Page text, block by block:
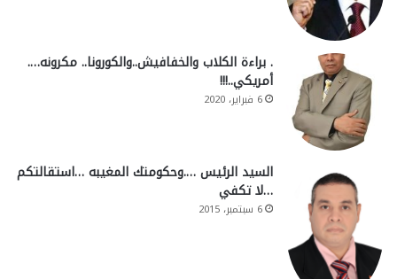
. براءة الكلاب والخفافيش..والكورونا.. مكرونه….
أمريكي..!!!
6 فبراير، 2020
السيد الرئيس ….وحكومتك المغيبه …استقالتكم
…لا تكفي
6 سبتمبر، 2015